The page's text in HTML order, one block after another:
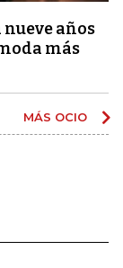
años
más
MÁS OCIO